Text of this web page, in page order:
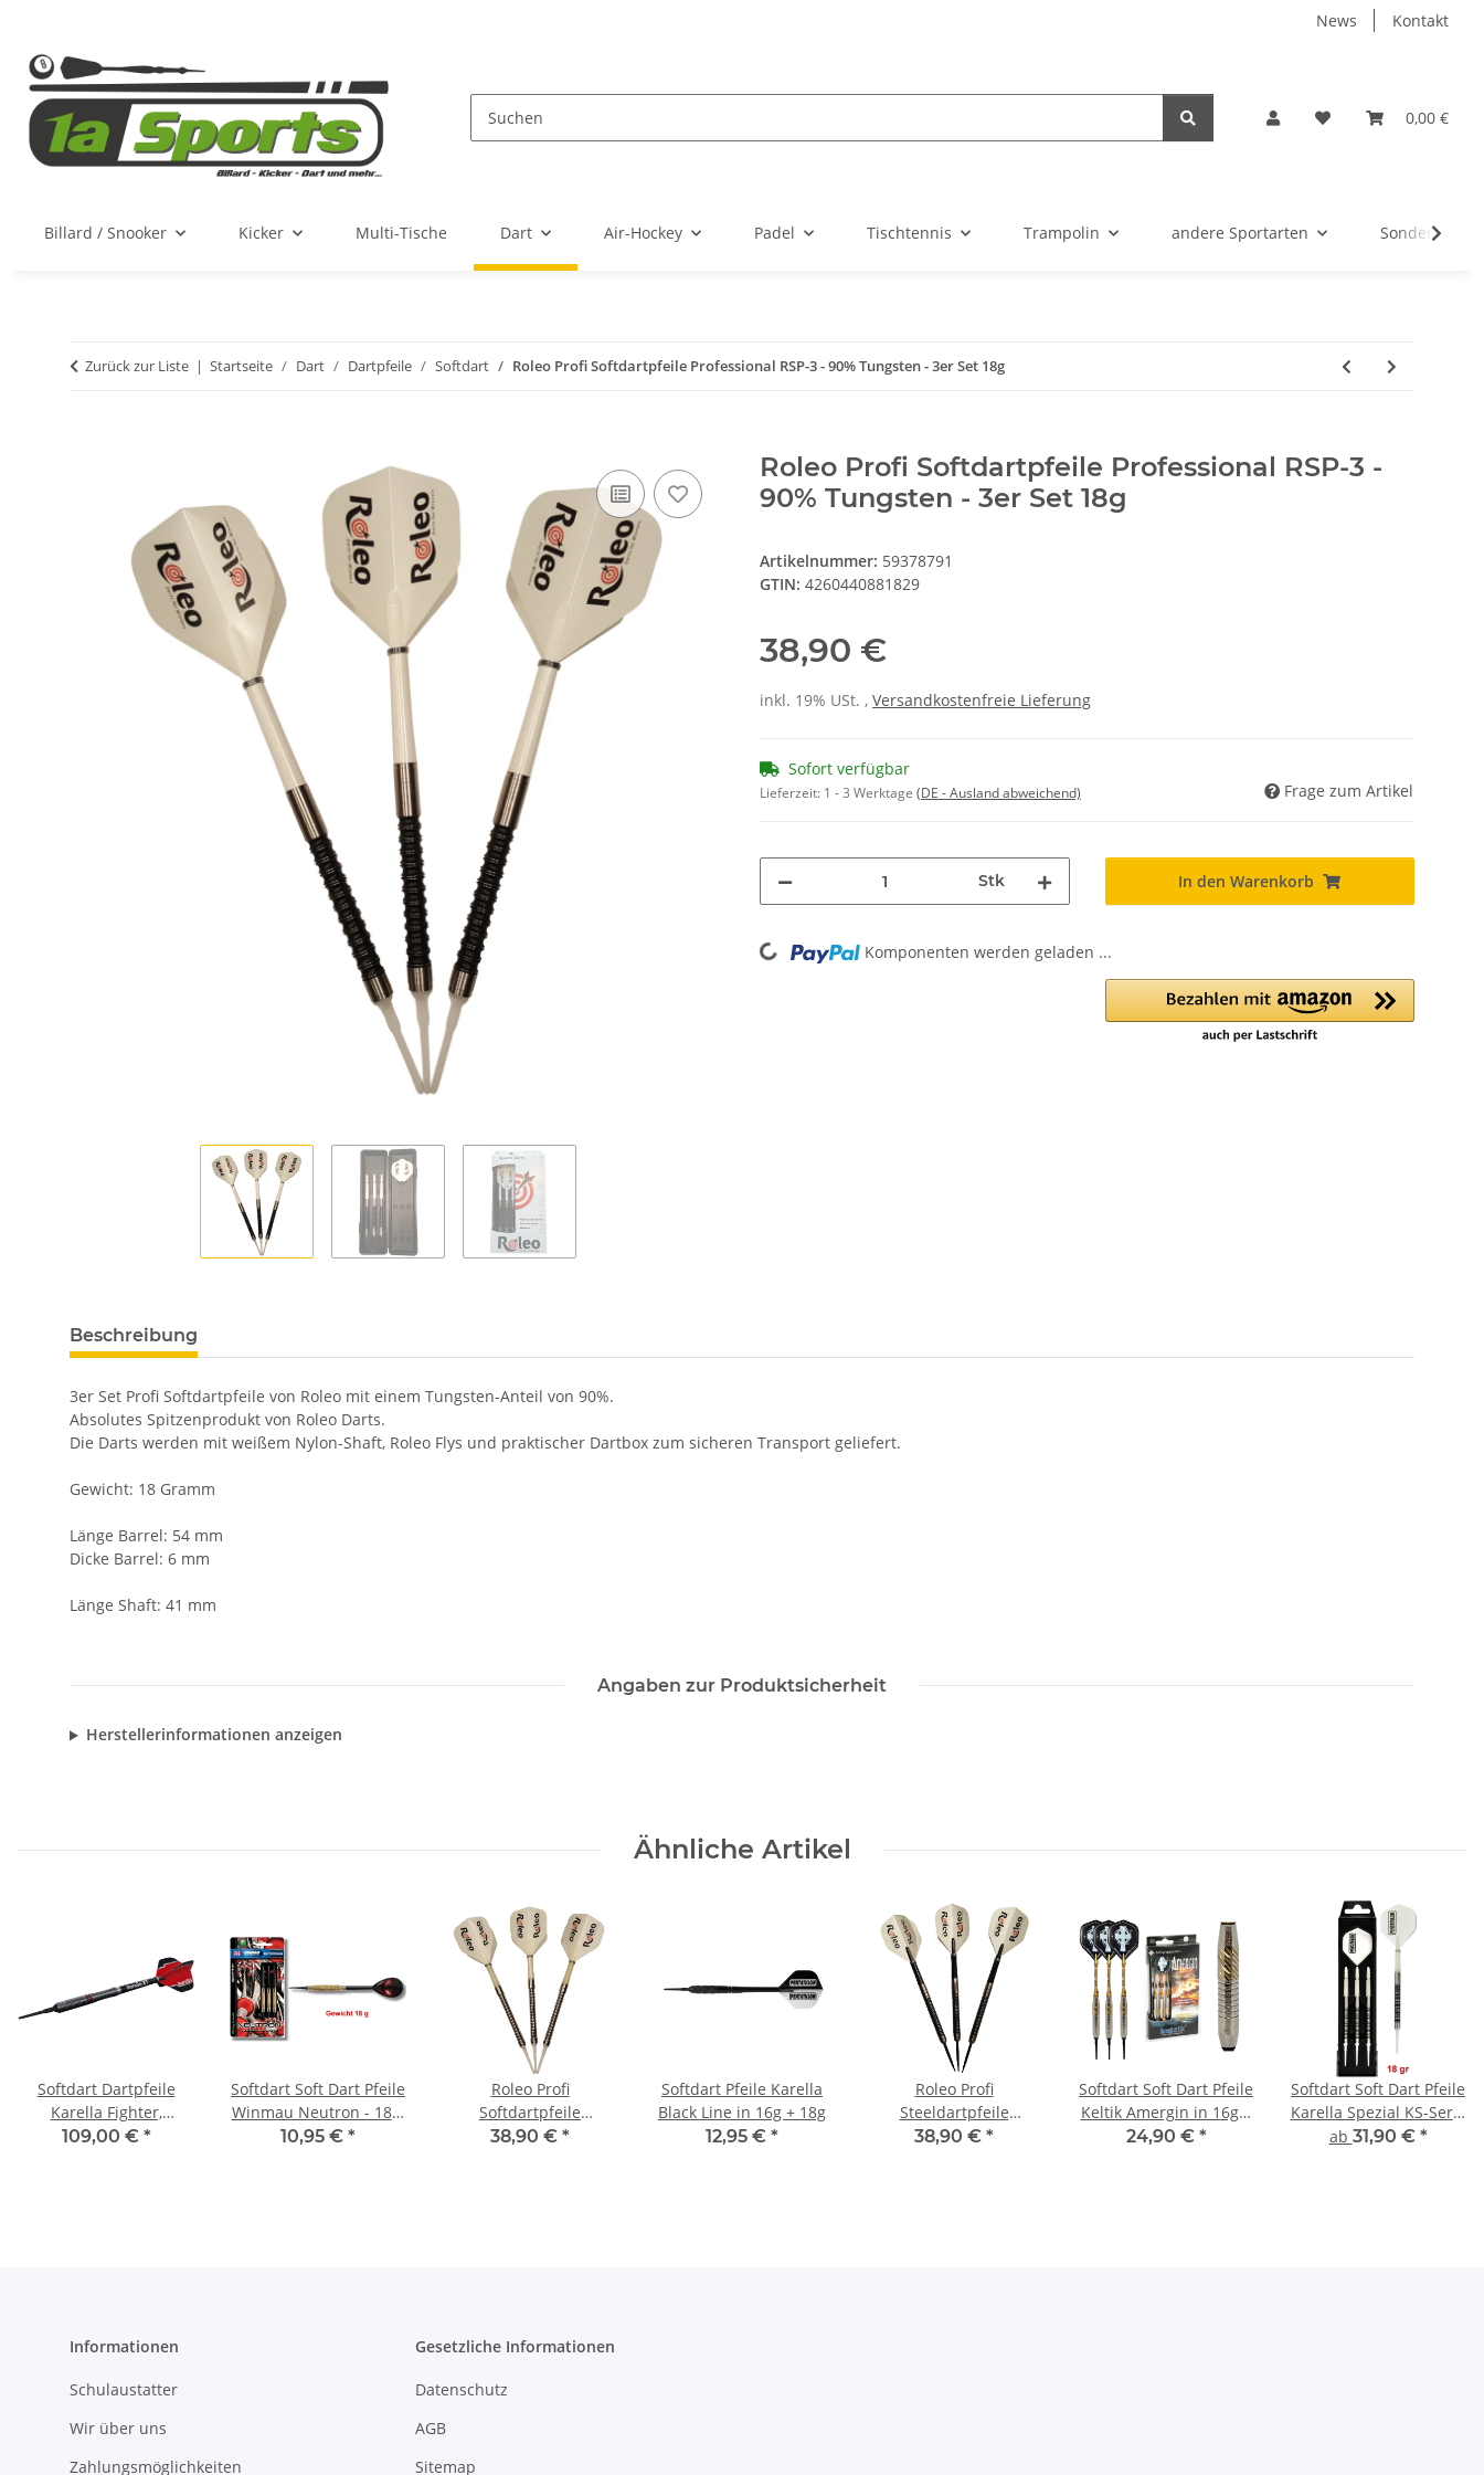
News Kontakt
0,00 €
Billard / Snooker Kicker Multi-Tische Dart Air-Hockey Padel Tischtennis Trampolin andere Sportarten
Zurück zur Liste Startseite Dart Dartpfeile Softdart Roleo Profi Softdartpfeile Professional RSP-3 - 90% Tungsten - 3er Set 18g
Roleo Profi Softdartpfeile Professional RSP-3 -
90% Tungsten - 3er Set 18g
Artikelnummer: 59378791
GTIN: 4260440881829
38,90 €
inkl. 19% USt. , Versandkostenfreie Lieferung
Sofort verfügbar
Lieferzeit: 1 - 3 Werktage (DE - Ausland abweichend) Frage zum Artikel
Stk In den Warenkorb
Loading... Komponenten werden geladen ...
Beschreibung
3er Set Profi Softdartpfeile von Roleo mit einem Tungsten-Anteil von 90%.
Absolutes Spitzenprodukt von Roleo Darts.
Die Darts werden mit weißem Nylon-Shaft, Roleo Flys und praktischer Dartbox zum sicheren Transport geliefert.
Gewicht: 18 Gramm
Länge Barrel: 54 mm
Dicke Barrel: 6 mm
Länge Shaft: 41 mm
Angaben zur Produktsicherheit
Herstellerinformationen anzeigen
Ähnliche Artikel
Softdart Dartpfeile
Karella Fighter,
schwarz, 90% Tungsten
109,00 € *
Softdart Soft Dart Pfeile
Winmau Neutron - 18 g
- 3er Set
10,95 € *
Roleo Profi
Softdartpfeile
Professional RSP-2 -
38,90 € *
Softdart Pfeile Karella
Black Line in 16g + 18g
12,95 € *
Roleo Profi
Steeldartpfeile
Professional - 90%
38,90 € *
Softdart Soft Dart Pfeile
Keltik Amergin in 16g +
18g
24,90 € *
Softdart Soft Dart Pfeile
Karella Spezial KS-Serie
3er Set in 16g + 18g
ab 31,90 € *
Informationen
Schulaustatter
Wir über uns
Zahlungsmöglichkeiten
Gesetzliche Informationen
Datenschutz
AGB
Sitemap